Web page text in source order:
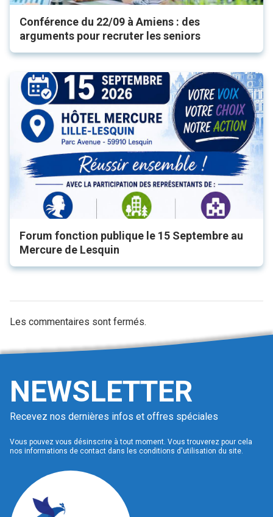
Conférence du 22/09 à Amiens : des
arguments pour recruter les seniors
Forum fonction publique le 15 Septembre au
Mercure de Lesquin
Les commentaires sont fermés.
NEWSLETTER
Recevez nos dernières infos et offres spéciales
Vous pouvez vous désinscrire à tout moment. Vous trouverez pour cela
nos informations de contact dans les conditions d'utilisation du site.